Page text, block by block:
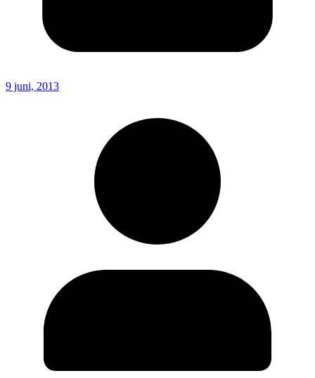
9 juni, 2013